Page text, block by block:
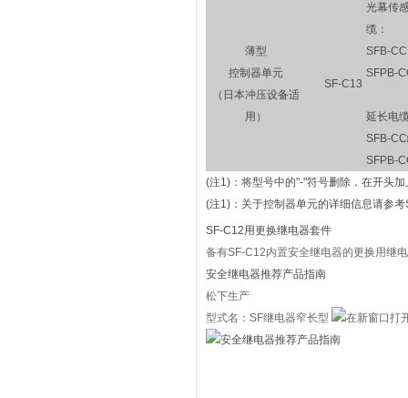
薄型
控制器单元
（日本冲压设备适
用）
SF-C13
光幕传
缆：
SFB-
SFPB-
延长电
SFB-
SFPB-
(注1)： 将型号中的"-"符号删除，在开头
(注1)： 关于控制器单元的详细信息请参
SF-C12用更换继电器套件
备有SF-C12内置安全继电器的更换用继
安全继电器推荐产品指南
松下生产
型式名：SF继电器窄长型